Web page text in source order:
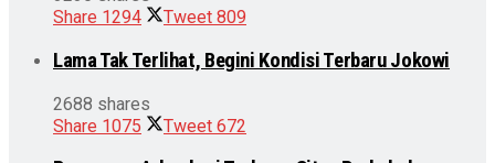
Share 1294 Tweet 809
Lama Tak Terlihat, Begini Kondisi Terbaru Jokowi
2688 shares
Share 1075 Tweet 672